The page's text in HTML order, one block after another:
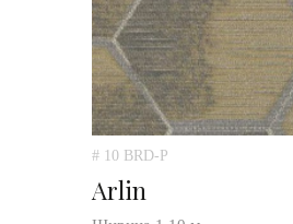
# 10 BRD-P
Arlin